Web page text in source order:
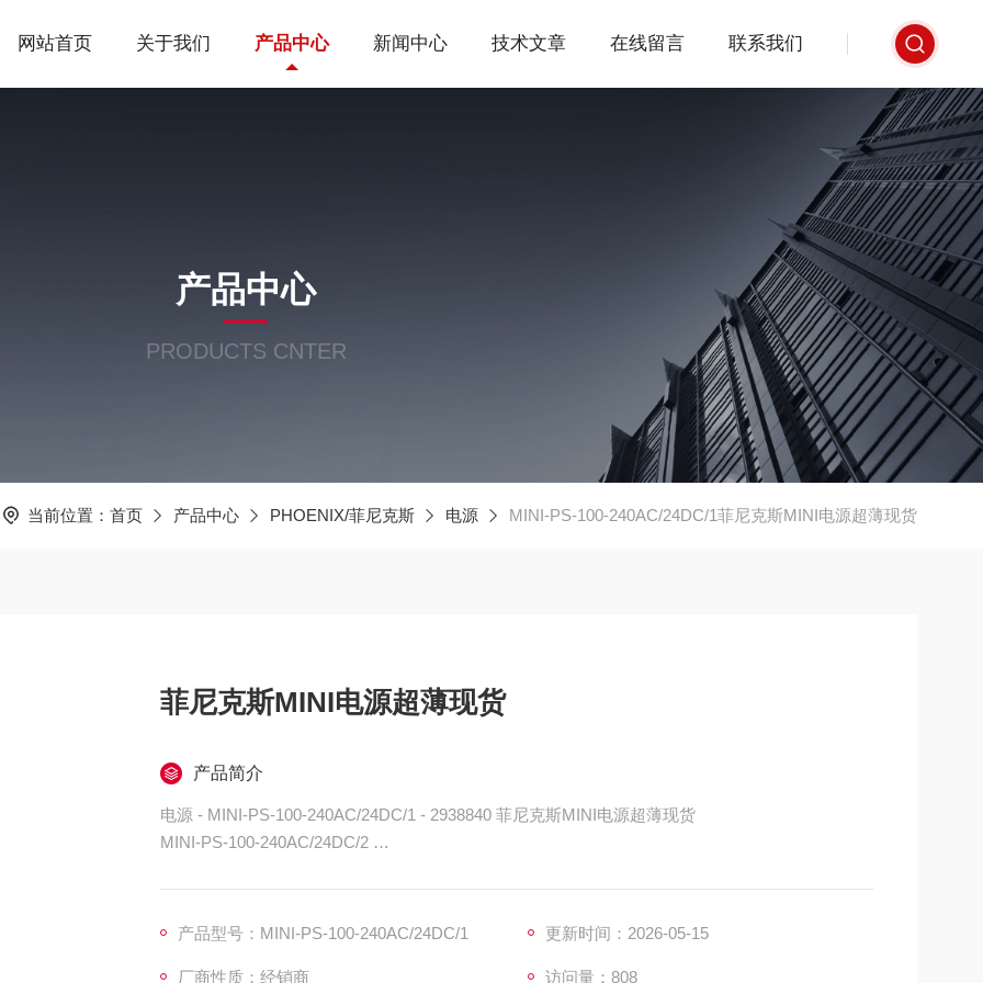
网站首页 关于我们 产品中心 新闻中心 技术文章 在线留言 联系我们
产品中心
PRODUCTS CNTER
当前位置： 首页 产品中心 PHOENIX/菲尼克斯 电源 MINI-PS-100-240AC/24DC/1菲尼克斯MINI电源超薄现货
菲尼克斯MINI电源超薄现货
产品简介
电源 - MINI-PS-100-240AC/24DC/1 - 2938840 菲尼克斯MINI电源超薄现货
MINI-PS-100-240AC/24DC/2
产品型号：MINI-PS-100-240AC/24DC/1 更新时间：2026-05-15
厂商性质：经销商 访问量：808